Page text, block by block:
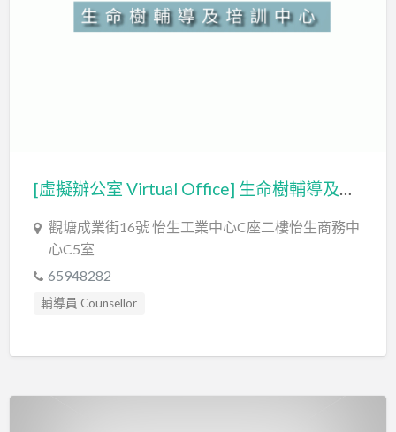
[虛擬辦公室 Virtual Office] 生命樹輔導及培訓中心 (LIFE TREE COMPANY LIMITED 生命樹有限公司)
觀塘成業街16號 怡生工業中心C座二樓怡生商務中
心C5室
65948282
輔導員 Counsellor